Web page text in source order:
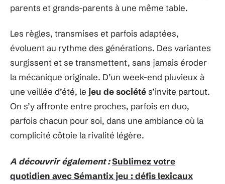
parents et grands-parents à une même table.
Les règles, transmises et parfois adaptées,
évoluent au rythme des générations. Des variantes
surgissent et se transmettent, sans jamais éroder
la mécanique originale. D’un week-end pluvieux à
une veillée d’été, le jeu de sociétés’invite partout.
On s’y affronte entre proches, parfois en duo,
parfois chacun pour soi, dans une ambiance où la
complicité côtoie la rivalité légère.
A découvrir également :Sublimez votre
quotidien avec Sémantix jeu : défis lexicaux